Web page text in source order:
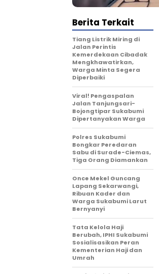
Berita Terkait
Tiang Listrik Miring di
Jalan Perintis
Kemerdekaan Cibadak
Mengkhawatirkan,
Warga Minta Segera
Diperbaiki
Viral! Pengaspalan
Jalan Tanjungsari-
Bojongtipar Sukabumi
Dipertanyakan Warga
Polres Sukabumi
Bongkar Peredaran
Sabu di Surade-Ciemas,
Tiga Orang Diamankan
Once Mekel Guncang
Lapang Sekarwangi,
Ribuan Kader dan
Warga Sukabumi Larut
Bernyanyi
Tata Kelola Haji
Berubah, IPHI Sukabumi
Sosialisasikan Peran
Kementerian Haji dan
Umrah